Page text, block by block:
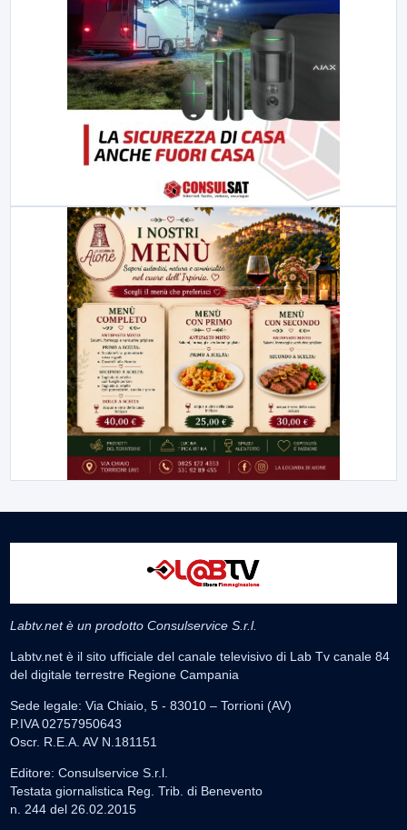
Labtv.net è un prodotto Consulservice S.r.l.
Labtv.net è il sito ufficiale del canale televisivo di Lab Tv canale 84
del digitale terrestre Regione Campania
Sede legale: Via Chiaio, 5 - 83010 – Torrioni (AV)
P.IVA 02757950643
Oscr. R.E.A. AV N.181151
Editore: Consulservice S.r.l.
Testata giornalistica Reg. Trib. di Benevento
n. 244 del 26.02.2015